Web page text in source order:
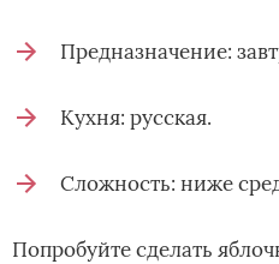
Предназначение:
Кухня: русская.
Сложность: ниже
Попробуйте сделать